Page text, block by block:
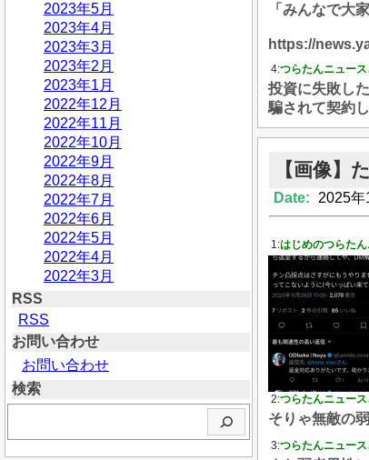
2023年5月
2023年4月
2023年3月
2023年2月
2023年1月
2022年12月
2022年11月
2022年10月
2022年9月
2022年8月
2022年7月
2022年6月
2022年5月
2022年4月
2022年3月
RSS
RSS
お問い合わせ
お問い合わせ
検索
「みんなで大
https://
4:つらたんニュー
投資に失敗し
騙されて契約
【画像】
Date: 2025年
1:はじめのつらた
2:つらたんニュー
そりゃ無敵の
3:つらたんニュー